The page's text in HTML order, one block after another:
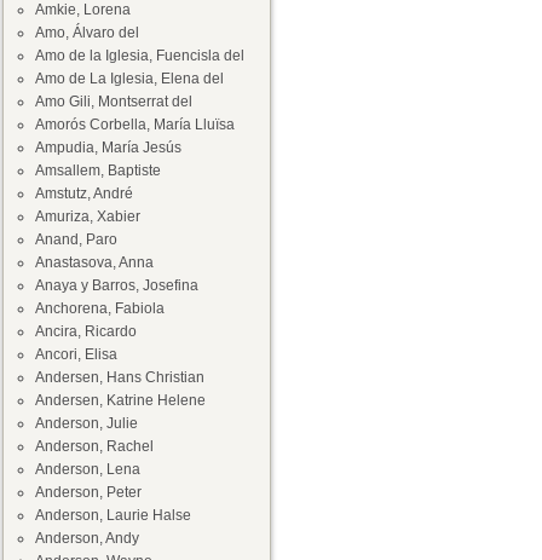
Amkie, Lorena
Amo, Álvaro del
Amo de la Iglesia, Fuencisla del
Amo de La Iglesia, Elena del
Amo Gili, Montserrat del
Amorós Corbella, María Lluïsa
Ampudia, María Jesús
Amsallem, Baptiste
Amstutz, André
Amuriza, Xabier
Anand, Paro
Anastasova, Anna
Anaya y Barros, Josefina
Anchorena, Fabiola
Ancira, Ricardo
Ancori, Elisa
Andersen, Hans Christian
Andersen, Katrine Helene
Anderson, Julie
Anderson, Rachel
Anderson, Lena
Anderson, Peter
Anderson, Laurie Halse
Anderson, Andy